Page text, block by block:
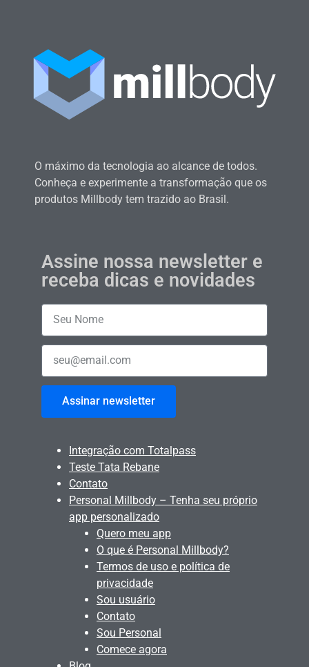
O máximo da tecnologia ao alcance de todos.
Conheça e experimente a transformação que os
produtos Millbody tem trazido ao Brasil.
Assine nossa newsletter e
receba dicas e novidades
Assinar newsletter
Integração com Totalpass
Teste Tata Rebane
Contato
Personal Millbody – Tenha seu próprio
app personalizado
Quero meu app
O que é Personal Millbody?
Termos de uso e política de
privacidade
Sou usuário
Contato
Sou Personal
Comece agora